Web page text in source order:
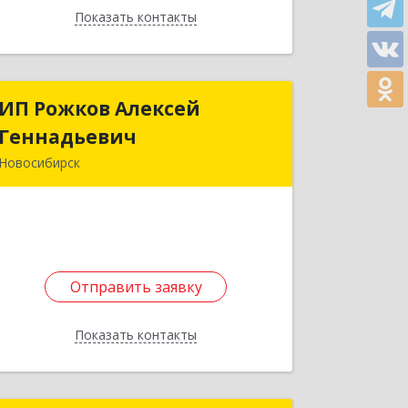
Показать контакты
Назад
ИП Рожков Алексей
Геннадьевич
Новосибирск
Отправить заявку
Показать контакты
ИП Рожков Алексей
Подробнее